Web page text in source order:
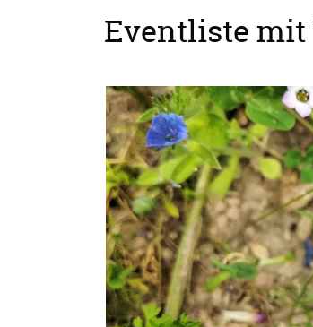
Eventliste mit